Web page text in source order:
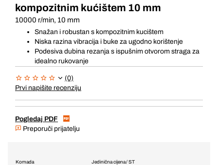
kompozitnim kućištem 10 mm
10000 r/min, 10 mm
Snažan i robustan s kompozitnim kucištem
Niska razina vibracija i buke za ugodno korištenje
Podesiva dubina rezanja s ispušnim otvorom straga za
idealno rukovanje
(0)
Prvi napišite recenziju
Pogledaj PDF
Preporuči prijatelju
Jedinična cijena / ST
Komada